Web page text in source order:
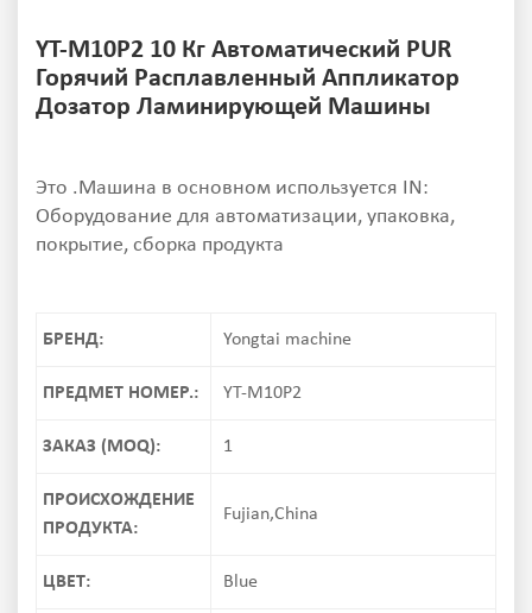
YT-M10P2 10 Кг Автоматический PUR
Горячий Расплавленный Аппликатор
Дозатор Ламинирующей Машины
Это .Машина в основном используется IN:
Оборудование для автоматизации, упаковка,
покрытие, сборка продукта
БРЕНД: Yongtai machine
ПРЕДМЕТ НОМЕР.: YT-M10P2
ЗАКАЗ (MOQ): 1
ПРОИСХОЖДЕНИЕ
ПРОДУКТА:
Fujian,China
ЦВЕТ: Blue